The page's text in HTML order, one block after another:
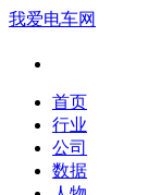
我爱电车网
首页
行业
公司
数据